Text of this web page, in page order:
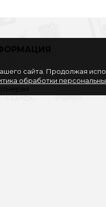
сайта. Продолжая
обработки